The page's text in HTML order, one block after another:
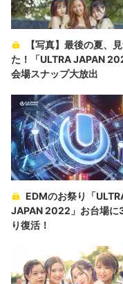
【写真】最後の夏、
た！「ULTRA JAPAN
会場スナップ大放出
EDMのお祭り「
JAPAN 2022」お台場に
り復活！